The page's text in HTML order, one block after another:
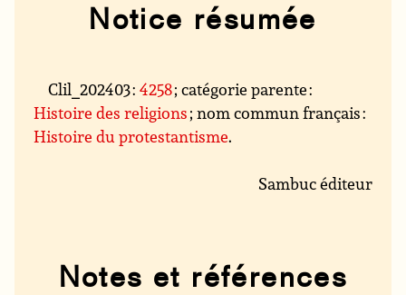
Notice résumée
Clil_202403 :4258; catégorie parente :
Histoire des religions; nom commun français :
Histoire du protestantisme.
Sambuc éditeur
Notes et références